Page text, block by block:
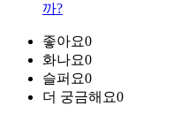
까?
좋아요0
화나요0
슬퍼요0
더 궁금해요0